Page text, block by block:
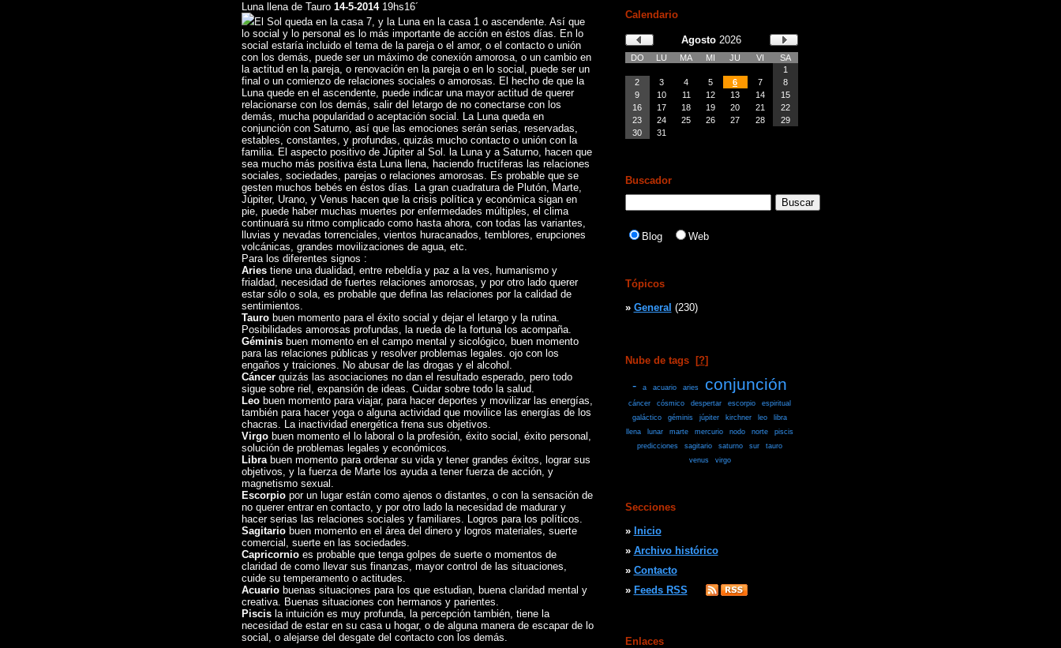
Luna llena de Tauro 14-5-201419hs16´
El Sol queda en la casa 7, y la Luna en la casa 1 o ascendente. Así que
lo social y lo personal es lo más importante de acción en éstos días. En lo
social estaría incluido el tema de la pareja o el amor, o el contacto o unión
con los demás, puede ser un máximo de conexión amorosa, o un cambio en
la actitud en la pareja, o renovación en la pareja o en lo social, puede ser un
final o un comienzo de relaciones sociales o amorosas. El hecho de que la
Luna quede en el ascendente, puede indicar una mayor actitud de querer
relacionarse con los demás, salir del letargo de no conectarse con los
demás, mucha popularidad o aceptación social. La Luna queda en
conjunción con Saturno, así que las emociones serán serias, reservadas,
estables, constantes, y profundas, quizás mucho contacto o unión con la
familia. El aspecto positivo de Júpiter al Sol. la Luna y a Saturno, hacen que
sea mucho más positiva ésta Luna llena, haciendo fructíferas las relaciones
sociales, sociedades, parejas o relaciones amorosas. Es probable que se
gesten muchos bebés en éstos días. La gran cuadratura de Plutón, Marte,
Júpiter, Urano, y Venus hacen que la crisis política y económica sigan en
pie, puede haber muchas muertes por enfermedades múltiples, el clima
continuará su ritmo complicado como hasta ahora, con todas las variantes,
lluvias y nevadas torrenciales, vientos huracanados, temblores, erupciones
volcánicas, grandes movilizaciones de agua, etc.
Para los diferentes signos :
Ariestiene una dualidad, entre rebeldía y paz a la ves, humanismo y
frialdad, necesidad de fuertes relaciones amorosas, y por otro lado querer
estar sólo o sola, es probable que defina las relaciones por la calidad de
sentimientos.
Taurobuen momento para el éxito social y dejar el letargo y la rutina.
Posibilidades amorosas profundas, la rueda de la fortuna los acompaña.
Géminisbuen momento en el campo mental y sicológico, buen momento
para las relaciones públicas y resolver problemas legales. ojo con los
engaños y traiciones. No abusar de las drogas y el alcohol.
Cáncerquizás las asociaciones no dan el resultado esperado, pero todo
sigue sobre riel, expansión de ideas. Cuidar sobre todo la salud.
Leobuen momento para viajar, para hacer deportes y movilizar las energías,
también para hacer yoga o alguna actividad que movilice las energías de los
chacras. La inactividad energética frena sus objetivos.
Virgobuen momento el lo laboral o la profesión, éxito social, éxito personal,
solución de problemas legales y económicos.
Librabuen momento para ordenar su vida y tener grandes éxitos, lograr sus
objetivos, y la fuerza de Marte los ayuda a tener fuerza de acción, y
magnetismo sexual.
Escorpiopor un lugar están como ajenos o distantes, o con la sensación de
no querer entrar en contacto, y por otro lado la necesidad de madurar y
hacer serias las relaciones sociales y familiares. Logros para los políticos.
Sagitariobuen momento en el área del dinero y logros materiales, suerte
comercial, suerte en las sociedades.
Capricornioes probable que tenga golpes de suerte o momentos de
claridad de como llevar sus finanzas, mayor control de las situaciones,
cuide su temperamento o actitudes.
Acuariobuenas situaciones para los que estudian, buena claridad mental y
creativa. Buenas situaciones con hermanos y parientes.
Piscisla intuición es muy profunda, la percepción también, tiene la
necesidad de estar en su casa u hogar, o de alguna manera de escapar de lo
social, o alejarse del desgate del contacto con los demás.
Calendario
Agosto 2026
DO LU MA MI JU VI
SA
1
2
3 4 5 6 7
8
9
10 11 12 13 14
15
16
17 18 19 20 21
22
23
24 25 26 27 28
29
30
31
Buscador
Blog Web
Tópicos
» General (230)
Nube de tags [?]
- a acuario aries conjunción
cáncer cósmico despertar escorpio
espiritual
galáctico
géminis júpiter kirchner leo
libra
llena
lunar marte mercurio nodo norte
piscis
predicciones
sagitario saturno sur
tauro
venus
virgo
Secciones
» Inicio
» Archivo histórico
» Contacto
» Feeds RSS
Enlaces